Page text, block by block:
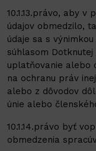
10.1.13.právo, aby
údajov obmedzilo,
údaje sa s
súhlasom
uplatňovanie alebo
na ochranu práv
alebo z dôvodov
únie alebo
10.1.14.právo byť
obmedzenia